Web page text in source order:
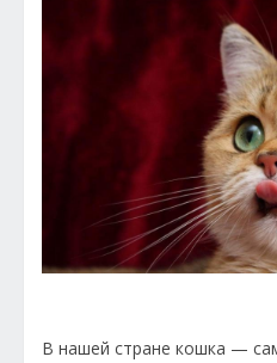
В нашей стране кошка —